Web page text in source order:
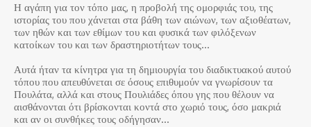
Η αγάπη για τον τόπο μας, η προβολή της ομορφιάς του, της
ιστορίας του που χάνεται στα βάθη των αιώνων, των αξιοθέατων,
των ηθών και των εθίμων του και φυσικά των φιλόξενων
κατοίκων του και των δραστηριοτήτων τους…
Αυτά ήταν τα κίνητρα για τη δημιουργία του διαδικτυακού αυτού
τόπου που απευθύνεται σε όσους επιθυμούν να γνωρίσουν τα
Πουλάτα, αλλά και στους Πουλιάδες όπου γης που θέλουν να
αισθάνονται ότι βρίσκονται κοντά στο χωριό τους, όσο μακριά
και αν οι συνθήκες τους οδήγησαν…